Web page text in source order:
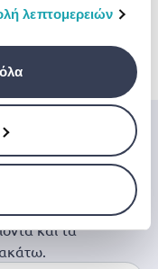
την από μέρους
λεπτομερειών
Vileda
της
σε
και τα